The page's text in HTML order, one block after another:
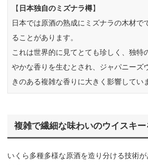
【 日本独自のミズナラ樽】
日本では原酒の熟成にミズナラの木材で
ることがあります。
これは世界的に見てとても珍しく、独特
やかな香りを生むとされ、ジャパニーズ
きのある複雑な香りに大きく影響してい
複雑で繊細な味わいのウイスキ
いくら多種多様な原酒を造り分ける技術